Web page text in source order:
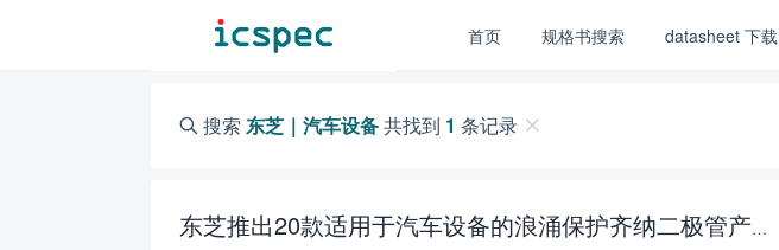
首页 规格书搜索 datasheet 下载
搜索 东芝｜汽车设备共找到 1 条记录
东芝推出20款适用于汽车设备的浪涌保护齐纳二极管产品